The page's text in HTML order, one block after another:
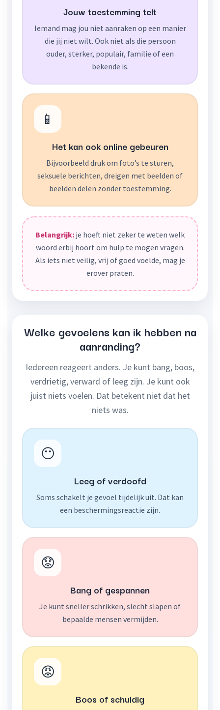
Jouw toestemming telt
Iemand mag jou niet aanraken op een manier
die jij niet wilt. Ook niet als die persoon
ouder, sterker, populair, familie of een
bekende is.
📱
Het kan ook online gebeuren
Bijvoorbeeld druk om foto’s te sturen,
seksuele berichten, dreigen met beelden of
beelden delen zonder toestemming.
Belangrijk: je hoeft niet zeker te weten welk
woord erbij hoort om hulp te mogen vragen.
Als iets niet veilig, vrij of goed voelde, mag je
erover praten.
Welke gevoelens kan ik hebben na
aanranding?
Iedereen reageert anders. Je kunt bang, boos,
verdrietig, verward of leeg zijn. Je kunt ook
juist niets voelen. Dat betekent niet dat het
niets was.
😶
Leeg of verdoofd
Soms schakelt je gevoel tijdelijk uit. Dat kan
een beschermingsreactie zijn.
😟
Bang of gespannen
Je kunt sneller schrikken, slecht slapen of
bepaalde mensen vermijden.
😡
Boos of schuldig